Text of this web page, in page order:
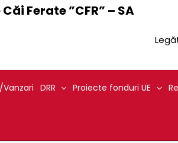
Ferate ”CFR” – SA
DRR Proiecte fonduri UE